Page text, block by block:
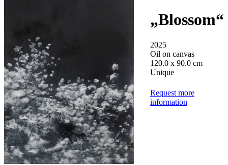
„Blossom“
2025
Oil on canvas
120.0 x 90.0 cm
Unique
Request more
information